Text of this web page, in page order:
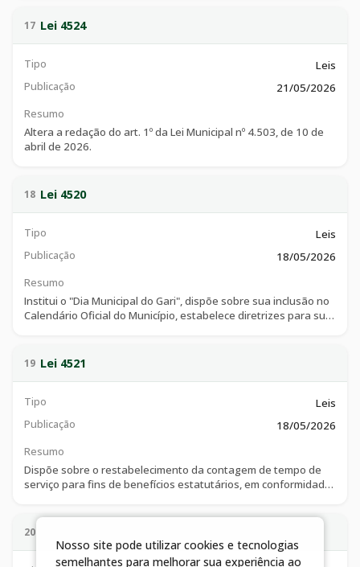
17 Lei 4524
Tipo Leis
Publicação 21/05/2026
Resumo
Altera a redação do art. 1º da Lei Municipal nº 4.503, de 10 de
abril de 2026.
18 Lei 4520
Tipo Leis
Publicação 18/05/2026
Resumo
Institui o "Dia Municipal do Gari", dispõe sobre sua inclusão no
Calendário Oficial do Município, estabelece diretrizes para sua
19 Lei 4521
Tipo Leis
Publicação 18/05/2026
Resumo
Dispõe sobre o restabelecimento da contagem de tempo de
serviço para fins de benefícios estatutários, em conformidade
20
Nosso site pode utilizar cookies e tecnologias
semelhantes para melhorar sua experiência ao